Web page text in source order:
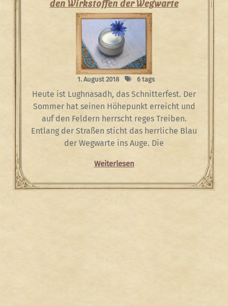
den Wirkstoffen der Wegwarte
1. August 2018 6 tags
Heute ist Lughnasadh, das Schnitterfest. Der
Sommer hat seinen Höhepunkt erreicht und
auf den Feldern herrscht reges Treiben.
Entlang der Straßen sticht das herrliche Blau
der Wegwarte ins Auge. Die
Weiterlesen